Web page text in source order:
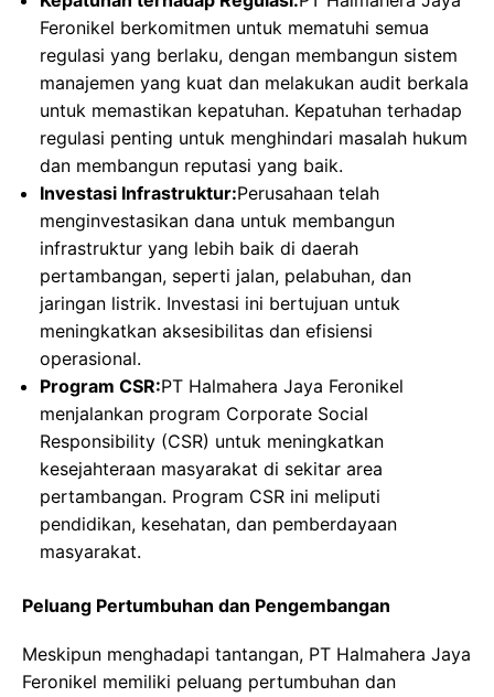
Feronikel berkomitmen untuk mematuhi semua
regulasi yang berlaku, dengan membangun sistem
manajemen yang kuat dan melakukan audit berkala
untuk memastikan kepatuhan. Kepatuhan terhadap
regulasi penting untuk menghindari masalah hukum
dan membangun reputasi yang baik.
Investasi Infrastruktur:Perusahaan telah
menginvestasikan dana untuk membangun
infrastruktur yang lebih baik di daerah
pertambangan, seperti jalan, pelabuhan, dan
jaringan listrik. Investasi ini bertujuan untuk
meningkatkan aksesibilitas dan efisiensi
operasional.
Program CSR:PT Halmahera Jaya Feronikel
menjalankan program Corporate Social
Responsibility (CSR) untuk meningkatkan
kesejahteraan masyarakat di sekitar area
pertambangan. Program CSR ini meliputi
pendidikan, kesehatan, dan pemberdayaan
masyarakat.
Peluang Pertumbuhan dan Pengembangan
Meskipun menghadapi tantangan, PT Halmahera Jaya
Feronikel memiliki peluang pertumbuhan dan